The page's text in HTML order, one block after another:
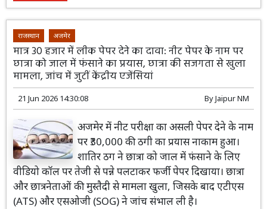
राजस्थान अजमेर
मात्र 30 हजार में लीक पेपर देने का दावा: नीट पेपर के नाम पर
छात्रा को जाल में फंसाने का प्रयास, छात्रा की सजगता से खुला
मामला, जांच में जुटीं केंद्रीय एजेंसियां
21 Jun 2026 14:30:08 ByJaipur NM
अजमेर में नीट परीक्षा का असली पेपर देने के नाम
पर ₹30,000 की ठगी का प्रयास नाकाम हुआ।
शातिर ठग ने छात्रा को जाल में फंसाने के लिए
वीडियो कॉल पर तेजी से पन्ने पलटाकर फर्जी पेपर दिखाया। छात्रा
और छात्रनेताओं की मुस्तैदी से मामला खुला, जिसके बाद एटीएस
(ATS) और एसओजी (SOG) ने जांच संभाल ली है।